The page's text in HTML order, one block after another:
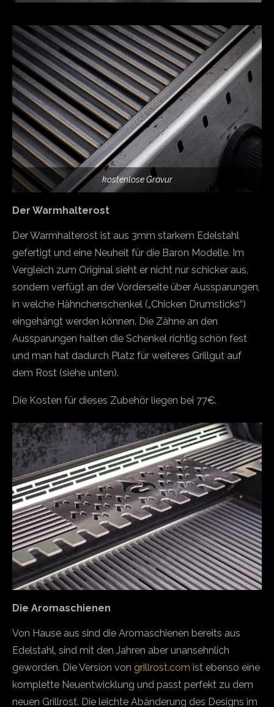
kostenlose Gravur
Der Warmhalterost
Der Warmhalterost ist aus 3mm starkem Edelstahl
gefertigt und eine Neuheit für die Baron Modelle. Im
Vergleich zum Original sieht er nicht nur schicker aus,
sondern verfügt an der Vorderseite über Aussparungen,
in welche Hähnchenschenkel („Chicken Drumsticks“)
eingehängt werden können. Die Zähne an den
Aussparungen halten die Schenkel richtig schön fest
und man hat dadurch Platz für weiteres Grillgut auf
dem Rost (siehe unten).
Die Kosten für dieses Zubehör liegen bei 77€.
Die Aromaschienen
Von Hause aus sind die Aromaschienen bereits aus
Edelstahl, sind mit den Jahren aber unansehnlich
geworden. Die Version von grillrost.com ist ebenso eine
komplette Neuentwicklung und passt perfekt zu dem
neuen Grillrost. Die leichte Abänderung des Designs im